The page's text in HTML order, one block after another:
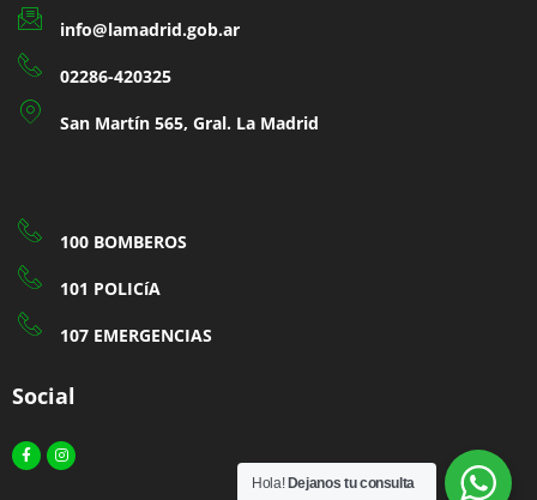
info@lamadrid.gob.ar
02286-420325
San Martín 565, Gral. La Madrid
100 BOMBEROS
101 POLICíA
107 EMERGENCIAS
Social
Facebook-
f
Instagram
Hola! Dejanos tu consulta